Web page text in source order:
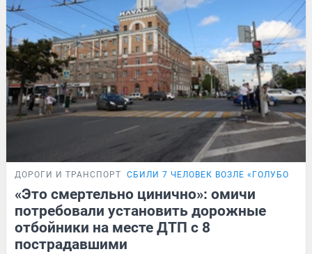
ДОРОГИ И ТРАНСПОРТ СБИЛИ 7 ЧЕЛОВЕК ВОЗЛЕ «ГОЛУБОГО
«Это смертельно цинично»: омичи
потребовали установить дорожные
отбойники на месте ДТП с 8
пострадавшими